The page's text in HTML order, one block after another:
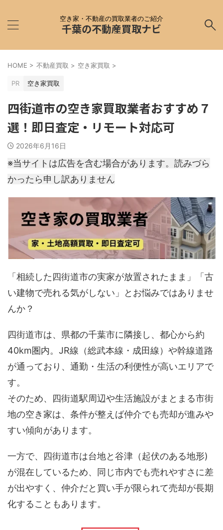
空き家・不動産の買取業者のご紹介
千葉の不動産買取ナビ
HOME > 不動産買取 > 空き家買取 >
PR 空き家買取
四街道市の空き家買取業者おすすめ７
選！即日査定・リモート対応可
2026年6月16日
※当サイトは広告を含む場合があります。読みづら
かったら申し訳ありません
「相続した四街道市の実家が放置されたまま」「古
い建物で売れる気がしない」とお悩みではありませ
んか？
四街道市は、県都の千葉市に隣接し、都心から約
40km圏内。JR線（総武本線・成田線）や幹線道路
が通っており、通勤・生活の利便性が高いエリアで
す。
そのため、四街道駅周辺や生活施設がまとまる市街
地の空き家は、条件が整えば仲介でも売却が進みや
すい傾向があります。
一方で、四街道市は台地と谷津（起伏のある地形)
が混在しているため、同じ市内でも売れやすさに差
が出やすく、仲介だと買い手が限られて売却が長期
化することもあります。